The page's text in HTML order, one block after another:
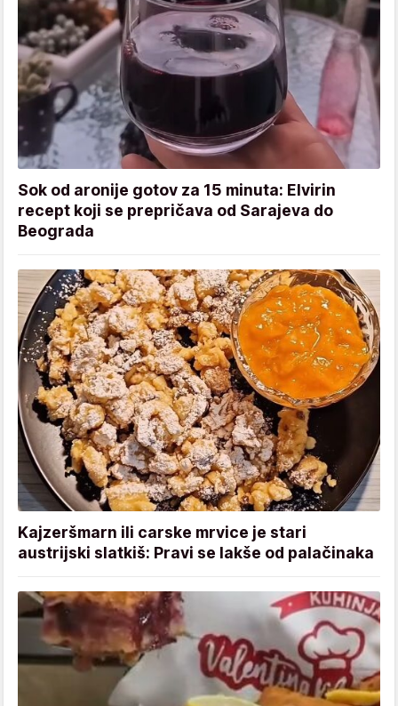
Sok od aronije gotov za 15 minuta: Elvirin
recept koji se prepričava od Sarajeva do
Beograda
Kajzeršmarn ili carske mrvice je stari
austrijski slatkiš: Pravi se lakše od palačinaka